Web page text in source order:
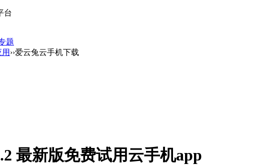
台
题
››爱云兔云手机下载
最新版免费试用云手机app